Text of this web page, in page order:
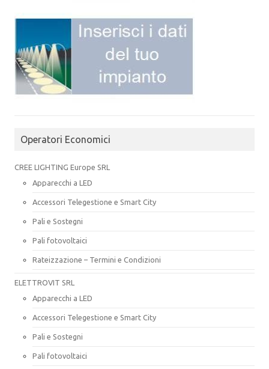
Operatori Economici
CREE LIGHTING Europe SRL
Apparecchi a LED
Accessori Telegestione e Smart City
Pali e Sostegni
Pali fotovoltaici
Rateizzazione – Termini e Condizioni
ELETTROVIT SRL
Apparecchi a LED
Accessori Telegestione e Smart City
Pali e Sostegni
Pali fotovoltaici